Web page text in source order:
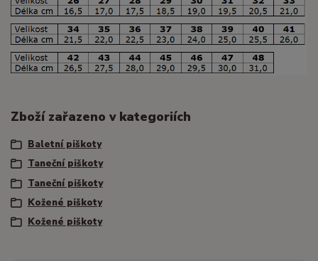
Zboží zařazeno v kategoriích
Baletní piškoty
Taneční piškoty
Taneční piškoty
Kožené piškoty
Kožené piškoty